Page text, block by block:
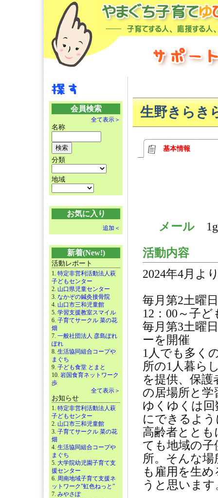
会員検索
全て表示＞
名称
分類
地域
お気に入り
追加＜
新着(New!)
活動レポート
1. 特定非営利活動法人萩
子どもセンター
2. 山口県児童センター
3. なかぞの鍼灸接骨院
4. 山口市三和児童館
5. 学習支援教室スマイル
6. 子育てサークル 菜の花
畑
7. 一般社団法人 彦島ぽれ
ぽれ
8. 生活協同組合コープや
まぐち
9. 子ども食堂 とまと
10. 岩国食育ネットワーク
歩
全て表示＞
お知らせ
1. 特定非営利活動法人萩
子どもセンター
2. 山口市三和児童館
3. 子育てサークル 菜の花
畑
4. 生活協同組合コープや
まぐち
5. 大学院幼児園子育て支
援センター
6. 周南地域子育て支援ネ
ットワーク”虹色ねっと”
7. みやさぽ
生野きらき
基本情報
メール
活動内容
2024年4月よ
毎月第2土曜
12：00～子
毎月第3土曜
ーを開催
1人でも多く
所の1人暮ら
を提供、保
の居場所と学
ゆくゆくは
にできるよ
高齢者とと
ても地域の
所。そんな
も雇用を生
うと思います